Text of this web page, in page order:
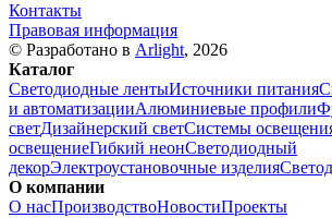
Контакты
Правовая информация
© Разработано в Arlight, 2026
Каталог
Светодиодные лентыИсточники питания
и автоматизацииАлюминиевые профили
светДизайнерский светСистемы
освещениеГибкий неонСветодиодный
декорЭлектроустановочные изделия
О компании
О насПроизводствоНовостиПроекты